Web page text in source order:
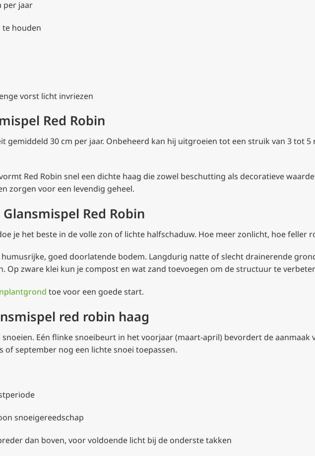
per jaar
te houden
vorst licht invriezen
Red Robin
gemiddeld 30 cm per jaar. Onbeheerd kan hij uitgroeien tot een struik van 3 tot
Red Robin snel een dichte haag die zowel beschutting als decoratieve
zorgen voor een levendig geheel.
Red Robin
je het beste in de volle zon of lichte halfschaduw. Hoe meer zonlicht, hoe feller
goed doorlatende bodem. Langdurig natte of slecht drainerende
Op zware klei kun je compost en wat zand toevoegen om de structuur te
toe voor een goede start.
red robin haag
Eén flinke snoeibeurt in het voorjaar (maart-april) bevordert de aanmaak
september nog een lichte snoei toepassen.
snoeigereedschap
dan boven, voor voldoende licht bij de onderste takken